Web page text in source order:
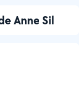
Anne Sil